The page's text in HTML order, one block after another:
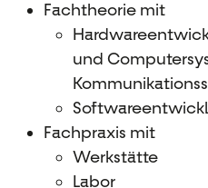
Fachtheorie mit
und
Fachpraxis mit
Werkstätte
Labor